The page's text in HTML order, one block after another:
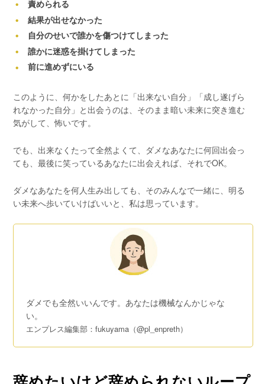
責められる
結果が出せなかった
自分のせいで誰かを傷つけてしまった
誰かに迷惑を掛けてしまった
前に進めずにいる
このように、何かをしたあとに「出来ない自分」「成し遂げら
れなかった自分」と出会うのは、そのまま暗い未来に突き進む
気がして、怖いです。
でも、出来なくたって全然よくて、ダメなあなたに何回出会っ
ても、最後に笑っているあなたに出会えれば、それでOK。
ダメなあなたを何人生み出しても、そのみんなで一緒に、明る
い未来へ歩いていけばいいと、私は思っています。
ダメでも全然いいんです。あなたは機械なんかじゃな
い。
エンプレス編集部：fukuyama（@pl_enpreth）